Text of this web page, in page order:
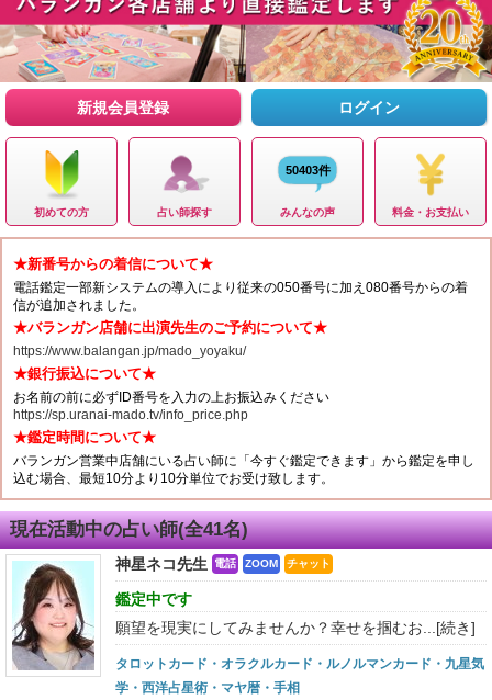
新規会員登録 ログイン
初めての方 占い師探す
50403件
みんなの声 料金・お支払い
★新番号からの着信について★
電話鑑定一部新システムの導入により従来の050番号に加え080番号からの着
信が追加されました。
★バランガン店舗に出演先生のご予約について★
https://www.balangan.jp/mado_yoyaku/
★銀行振込について★
お名前の前に必ずID番号を入力の上お振込みください
https://sp.uranai-mado.tv/info_price.php
★鑑定時間について★
バランガン営業中店舗にいる占い師に「今すぐ鑑定できます」から鑑定を申し
込む場合、最短10分より10分単位でお受け致します。
現在活動中の占い師(全41名)
神星ネコ先生 電話 ZOOM チャット
鑑定中です
願望を現実にしてみませんか？幸せを掴むお... [続き]
タロットカード・オラクルカード・ルノルマンカード・九星気
学・西洋占星術・マヤ暦・手相